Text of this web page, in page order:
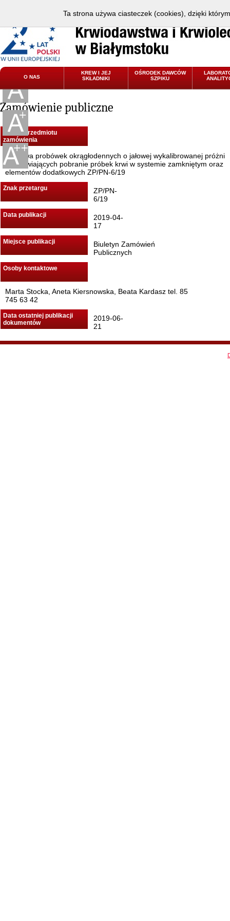
O NAS
KREW I JEJ
SKŁADNIKI
OŚRODEK DAWCÓW
SZPIKU
Zamówienie publiczne
Nazwa przedmiotu
zamówienia
Dostawa probówek okrągłodennych o jałowej wykalibrowanej próżni
umożliwiających pobranie próbek krwi w systemie zamkniętym oraz
elementów dodatkowych ZP/PN-6/19
Znak przetargu
ZP/PN-
6/19
Data publikacji
2019-04-
17
Miejsce publikacji
Biuletyn Zamówień
Publicznych
Osoby kontaktowe
Marta Stocka, Aneta Kiersnowska, Beata Kardasz tel. 85
745 63 42
Data ostatniej publikacji
dokumentów
2019-06-
21
Ta strona używa ciasteczek (cookies), dzięki